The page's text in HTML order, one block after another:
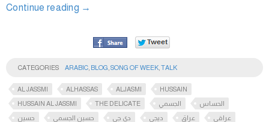
Continue reading →
CATEGORIES ARABIC BLOG SONG OF WEEK TALK
AL JASSMI ALHASSAS ALJASMI
HUSSAIN
HUSSAIN AL JASSMI
THE DELICATE الجسمي
الحساس
حسين
حسين الجسمي دي جي ديجي عراق عراقي